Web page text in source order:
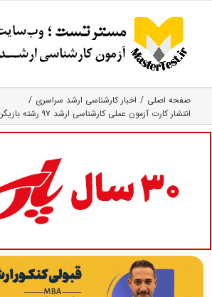
content
صفحه اصلی
اخبار کارشناسی ارشد سراسری
انتشار کارت آزمون عملی کارشناسی ارشد ۹۷ رشته بازیگری